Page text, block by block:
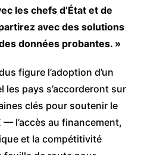
les chefs d’État et de
avec des solutions
données probantes. »
figure l’adoption d’un
les pays s’accorderont sur
clés pour soutenir le
l’accès au financement,
et la compétitivité